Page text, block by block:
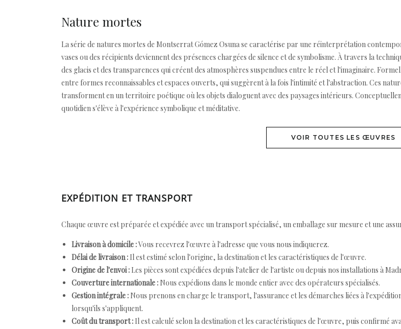
Nature mortes
La série de natures mortes de Montserrat Gómez Osuna se caractérise par une réinterprétation
vases ou des récipients deviennent des présences chargées de silence et de symbolisme. À travers la
des glacis et des transparences qui créent des atmosphères suspendues entre le réel et l'imaginaire.
entre formes reconnaissables et espaces ouverts, qui suggèrent à la fois l'intimité et l'abstraction. Ces
transforment en un territoire poétique où les objets dialoguent avec des paysages intérieurs.
quotidien s'élève à l'expérience symbolique et méditative.
VOIR TOUTES LES ŒUVRES
EXPÉDITION ET TRANSPORT
Chaque œuvre est préparée et expédiée avec un transport spécialisé, un emballage sur mesure et une
Livraison à domicile :Vous recevrez l'œuvre à l'adresse que vous nous indiquerez.
Délai de livraison : Il est estimé selon l'origine, la destination et les caractéristiques de l'œuvre.
Origine de l'envoi : Les pièces sont expédiées depuis l'atelier de l'artiste ou depuis nos installations à
Couverture internationale : Nous expédions dans le monde entier avec des opérateurs spécialisés.
Gestion intégrale : Nous prenons en charge le transport, l'assurance et les démarches liées à
lorsqu'ils s'appliquent.
Coût du transport : Il est calculé selon la destination et les caractéristiques de l'œuvre, puis confirmé